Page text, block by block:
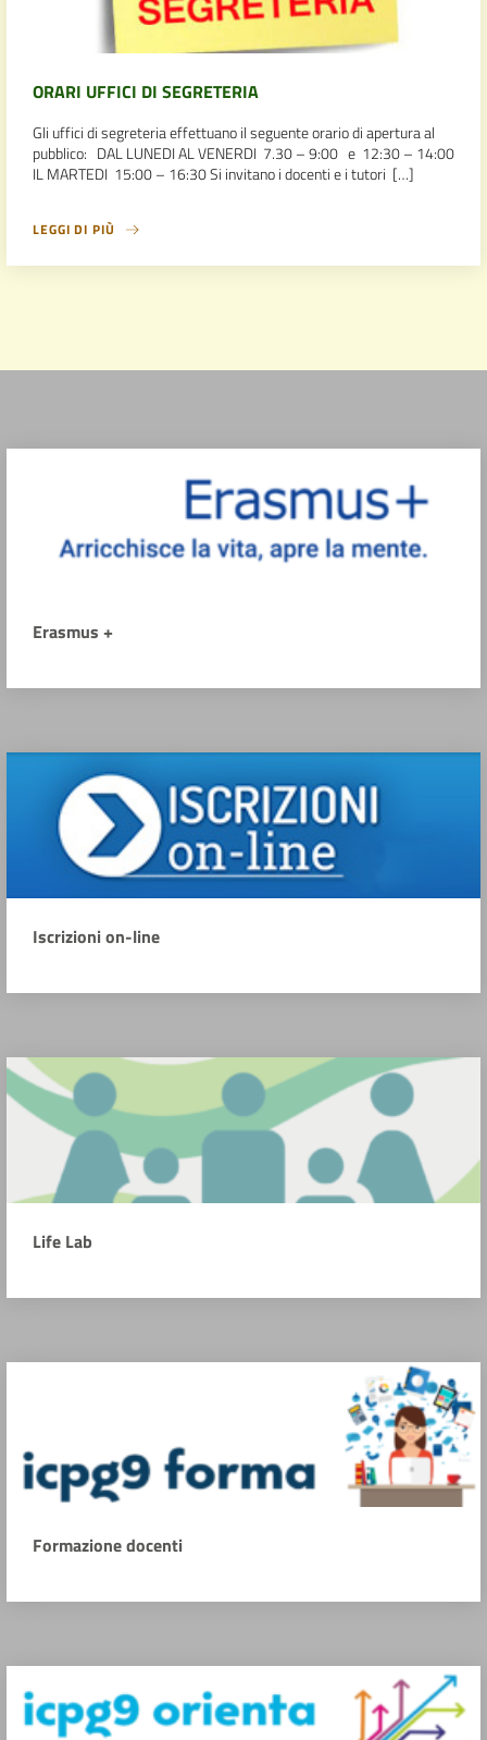
ORARI UFFICI DI SEGRETERIA
Gli uffici di segreteria effettuano il seguente orario di apertura al
pubblico: DAL LUNEDI AL VENERDI 7.30 – 9:00 e 12:30 – 14:00
IL MARTEDI 15:00 – 16:30 Si invitano i docenti e i tutori […]
LEGGI DI PIÙ
Erasmus +
Iscrizioni on-line
Life Lab
Formazione docenti